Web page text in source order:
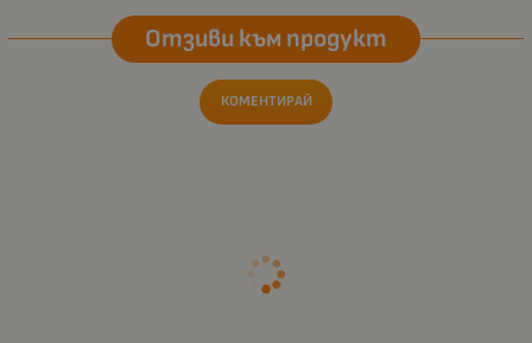
Отзиви към продукт
КОМЕНТИРАЙ